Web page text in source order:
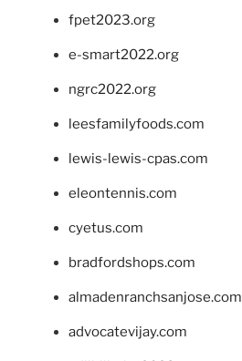
fpet2023.org
e-smart2022.org
ngrc2022.org
leesfamilyfoods.com
lewis-lewis-cpas.com
eleontennis.com
cyetus.com
bradfordshops.com
almadenranchsanjose.com
advocatevijay.com